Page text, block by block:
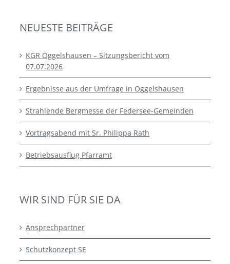
NEUESTE BEITRÄGE
KGR Oggelshausen – Sitzungsbericht vom
07.07.2026
Ergebnisse aus der Umfrage in Oggelshausen
Strahlende Bergmesse der Federsee-Gemeinden
Vortragsabend mit Sr. Philippa Rath
Betriebsausflug Pfarramt
WIR SIND FÜR SIE DA
Ansprechpartner
Schutzkonzept SE